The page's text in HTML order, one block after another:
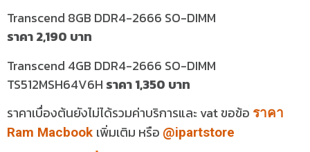
Transcend 8GB DDR4-2666 SO-DIMM
ราคา2,190 บาท
Transcend 4GB DDR4-2666 SO-DIMM
TS512MSH64V6H ราคา1,350 บาท
ราคาเบื่องต้นยังไม่ได้รวมค่าบริการและ vat ขอข้อ ราคา
Ram Macbook เพิ่มเติม หรือ @ipartstore